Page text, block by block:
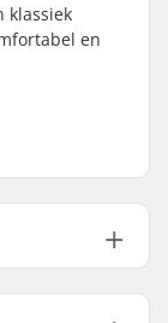
klassiek
en